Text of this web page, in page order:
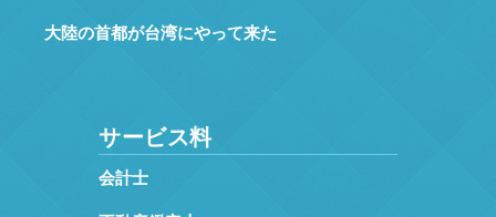
大陸の首都が台湾にやって来た
サービス料
会計士